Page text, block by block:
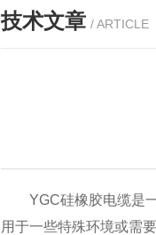
技术文章 / ARTICLE
YGC硅橡胶电缆是一
用于一些特殊环境或需